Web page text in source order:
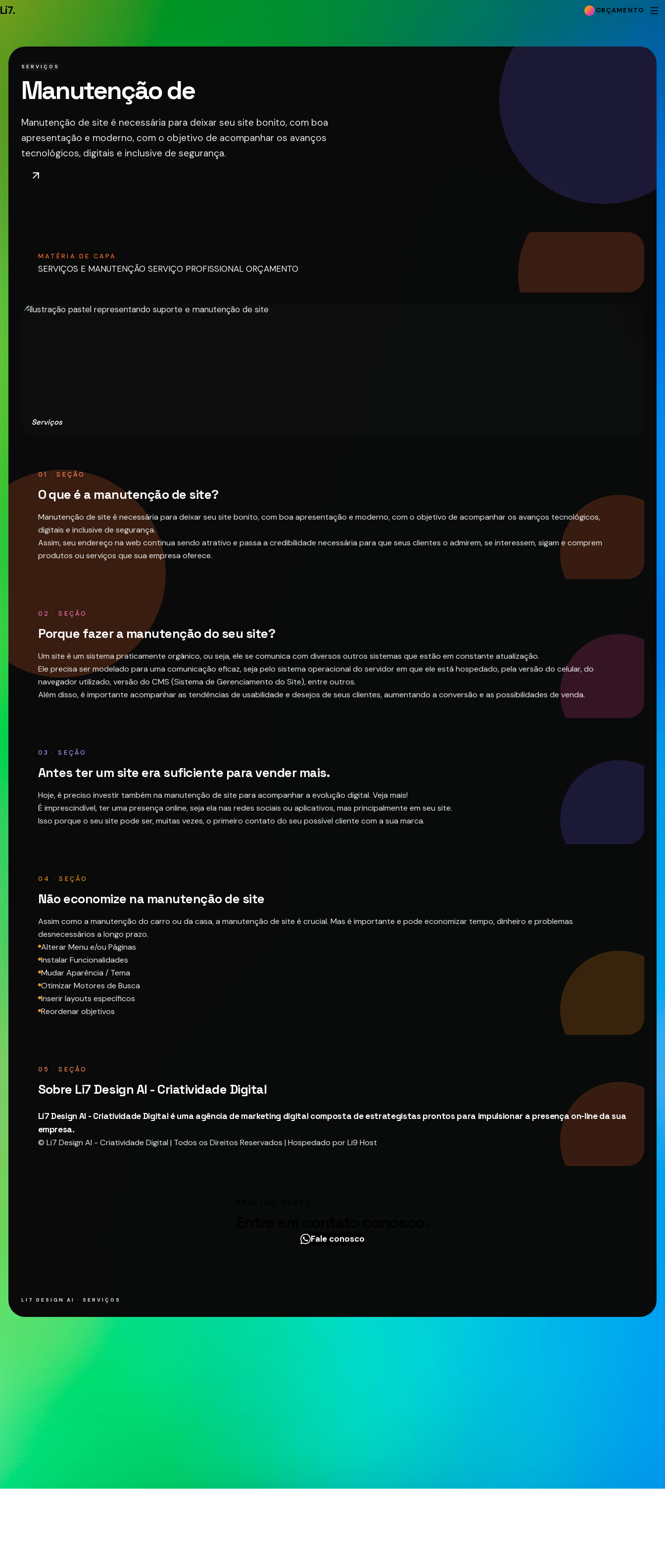
Li7. ORÇAMENTO
SERVIÇOS
Manutenção de
Manutenção de site é necessária para deixar seu site bonito, com boa
apresentação e moderno, com o objetivo de acompanhar os avanços
tecnológicos, digitais e inclusive de segurança.
MATÉRIA DE CAPA
SERVIÇOS E MANUTENÇÃO SERVIÇO PROFISSIONAL ORÇAMENTO
Serviços
01 · SEÇÃO
O que é a manutenção de site?
Manutenção de site é necessária para deixar seu site bonito, com boa apresentação e moderno, com o objetivo de acompanhar os avanços tecnológicos,
digitais e inclusive de segurança.
Assim, seu endereço na web continua sendo atrativo e passa a credibilidade necessária para que seus clientes o admirem, se interessem, sigam e comprem
produtos ou serviços que sua empresa oferece.
02 · SEÇÃO
Porque fazer a manutenção do seu site?
Um site é um sistema praticamente orgânico, ou seja, ele se comunica com diversos outros sistemas que estão em constante atualização.
Ele precisa ser modelado para uma comunicação eficaz, seja pelo sistema operacional do servidor em que ele está hospedado, pela versão do celular, do
navegador utilizado, versão do CMS (Sistema de Gerenciamento do Site), entre outros.
Além disso, é importante acompanhar as tendências de usabilidade e desejos de seus clientes, aumentando a conversão e as possibilidades de venda.
03 · SEÇÃO
Antes ter um site era suficiente para vender mais.
Hoje, é preciso investir também na manutenção de site para acompanhar a evolução digital. Veja mais!
É imprescindível, ter uma presença online, seja ela nas redes sociais ou aplicativos, mas principalmente em seu site.
Isso porque o seu site pode ser, muitas vezes, o primeiro contato do seu possível cliente com a sua marca.
04 · SEÇÃO
Não economize na manutenção de site
Assim como a manutenção do carro ou da casa, a manutenção de site é crucial. Mas é importante e pode economizar tempo, dinheiro e problemas
desnecessários a longo prazo.
Alterar Menu e/ou Páginas
Instalar Funcionalidades
Mudar Aparência / Tema
Otimizar Motores de Busca
Inserir layouts específicos
Reordenar objetivos
05 · SEÇÃO
Sobre Li7 Design AI - Criatividade Digital
Li7 Design AI - Criatividade Digital é uma agência de marketing digital composta de estrategistas prontos para impulsionar a presença on-line da sua
empresa.
© Li7 Design AI - Criatividade Digital | Todos os Direitos Reservados | Hospedado por Li9 Host
Fale conosco
LI7 DESIGN AI · SERVIÇOS